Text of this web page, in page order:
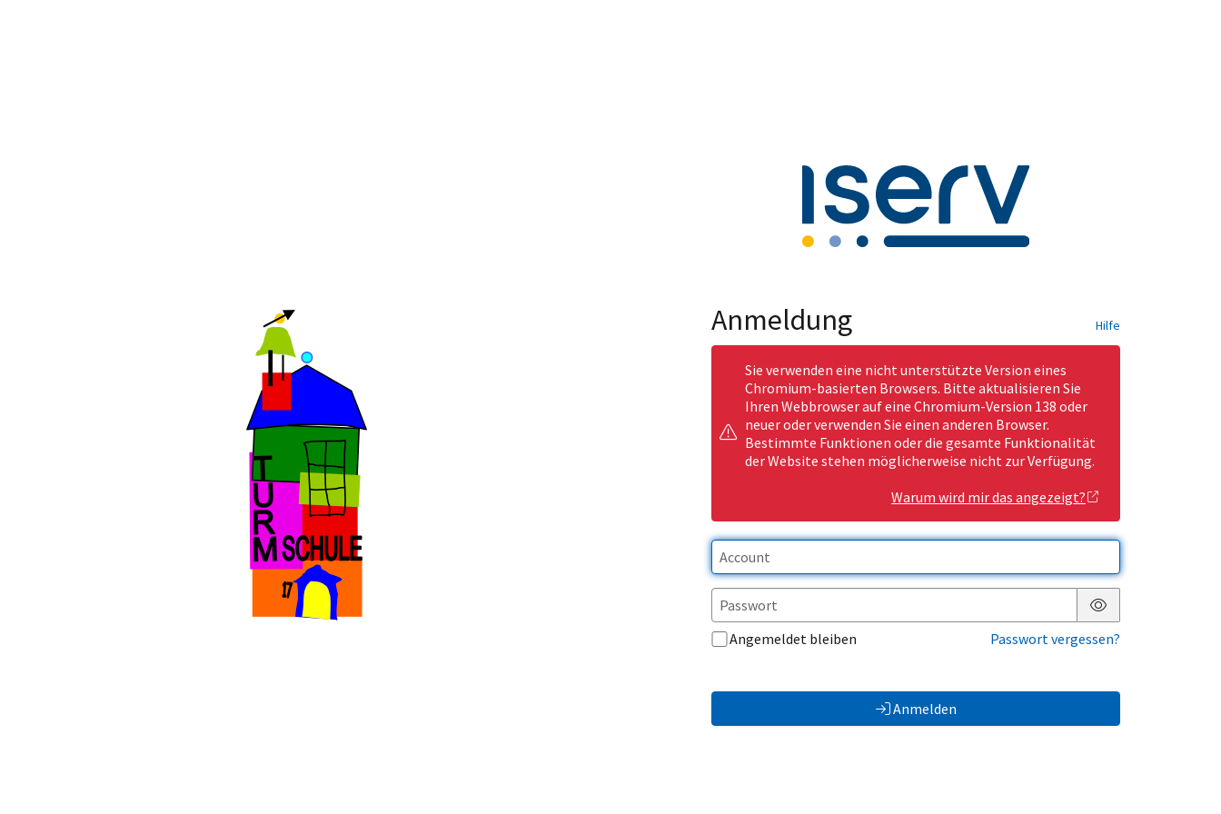
Anmeldung Hilfe
Sie verwenden eine nicht unterstützte Version eines
Chromium-basierten Browsers. Bitte aktualisieren Sie
Ihren Webbrowser auf eine Chromium-Version 138 oder
neuer oder verwenden Sie einen anderen Browser.
Bestimmte Funktionen oder die gesamte Funktionalität
der Website stehen möglicherweise nicht zur Verfügung.
Warum wird mir das angezeigt?
Passwort anzeigen
Angemeldet bleiben
Passwort vergessen?
Anmelden